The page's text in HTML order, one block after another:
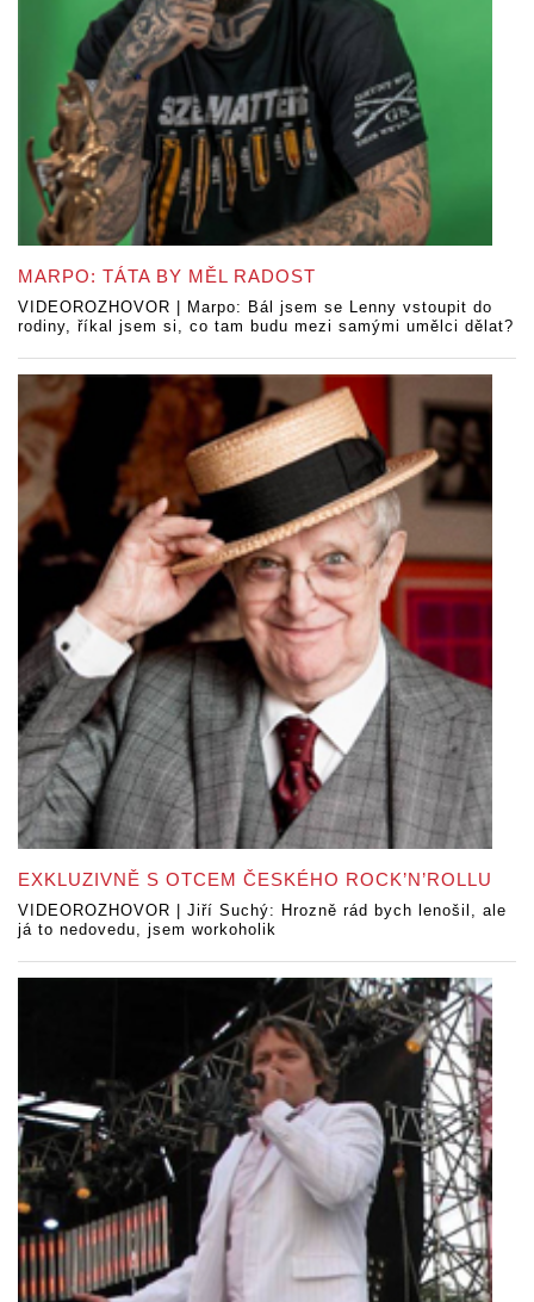
MARPO: TÁTA BY MĚL RADOST
VIDEOROZHOVOR | Marpo: Bál jsem se Lenny vstoupit do
rodiny, říkal jsem si, co tam budu mezi samými umělci dělat?
EXKLUZIVNĚ S OTCEM ČESKÉHO ROCK’N’ROLLU
VIDEOROZHOVOR | Jiří Suchý: Hrozně rád bych lenošil, ale
já to nedovedu, jsem workoholik